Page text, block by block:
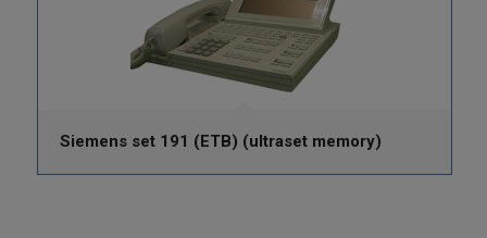
Siemens set 191 (ETB) (ultraset memory)